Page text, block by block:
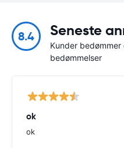
8.4 Seneste
Kunder
bedømmelser
ok
ok